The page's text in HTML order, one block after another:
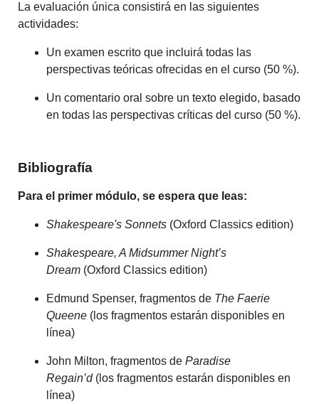
La evaluación única consistirá en las siguientes
actividades:
Un examen escrito que incluirá todas las
perspectivas teóricas ofrecidas en el curso (50 %).
Un comentario oral sobre un texto elegido, basado
en todas las perspectivas críticas del curso (50 %).
Bibliografía
Para el primer módulo, se espera que leas:
Shakespeare's Sonnets (Oxford Classics edition)
Shakespeare, A Midsummer Night’s
Dream (Oxford Classics edition)
Edmund Spenser, fragmentos de The Faerie
Queene (los fragmentos estarán disponibles en
línea)
John Milton, fragmentos deParadise
Regain’d(los fragmentos estarán disponibles en
línea)